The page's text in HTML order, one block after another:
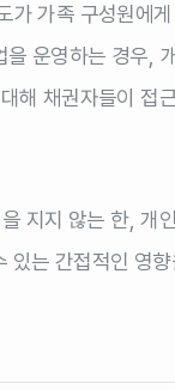
가족 구성원에
운영하는 경우,
해 채권자들이 접
지지 않는 한, 개
는 간접적인 영